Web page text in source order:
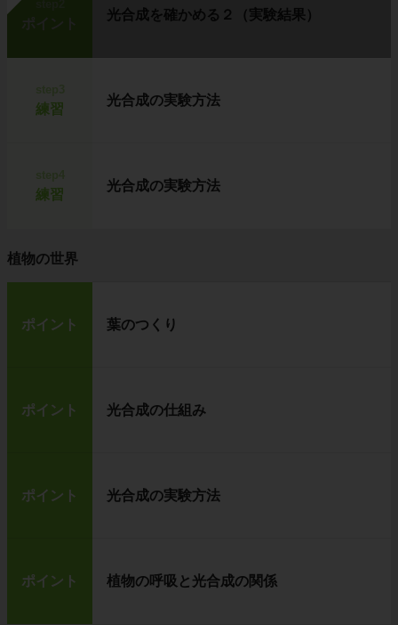
ポイント
光合成を確かめる２（実験結果）
練習
光合成の実験方法
練習
光合成の実験方法
植物の世界
ポイント 葉のつくり
ポイント 光合成の仕組み
ポイント 光合成の実験方法
ポイント 植物の呼吸と光合成の関係